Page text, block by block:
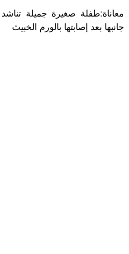
معاناة:طفلة صغيرة جميلة
جانبها بعد إصابتها بالورم الخبيث